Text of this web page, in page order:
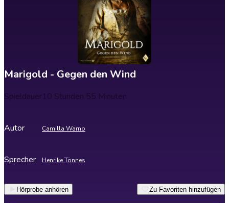
Marigold - Gegen den Wind
Spieldauer10 Stunden 55 Minuten
Autor Camilla Warno
Sprecher Henrike Tönnes
Hörprobe anhören Zu Favoriten hinzufügen